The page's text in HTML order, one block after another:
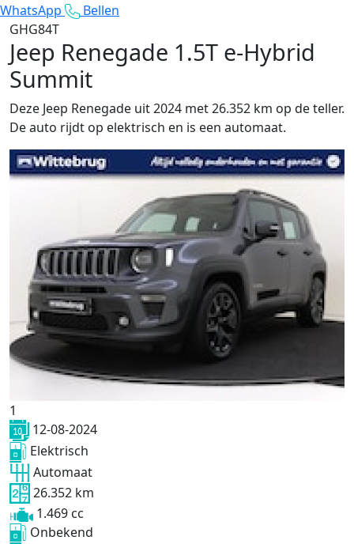
WhatsApp
Bellen
GHG84T
Jeep Renegade 1.5T e-Hybrid
Summit
Deze Jeep Renegade uit 2024 met 26.352 km op de teller.
De auto rijdt op elektrisch en is een automaat.
1
12-08-2024
Elektrisch
Automaat
26.352 km
1.469 cc
Onbekend